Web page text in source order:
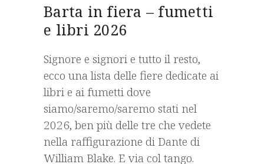
Barta in fiera – fumetti
e libri 2026
Signore e signori e tutto il resto,
ecco una lista delle fiere dedicate ai
libri e ai fumetti dove
siamo/saremo/saremo stati nel
2026, ben più delle tre che vedete
nella raffigurazione di Dante di
William Blake. E via col tango.